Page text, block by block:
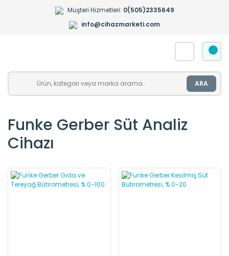
Müşteri Hizmetleri: 0(505)2335649
info@cihazmarketi.com
ARA
Funke Gerber Süt Analiz
Cihazı